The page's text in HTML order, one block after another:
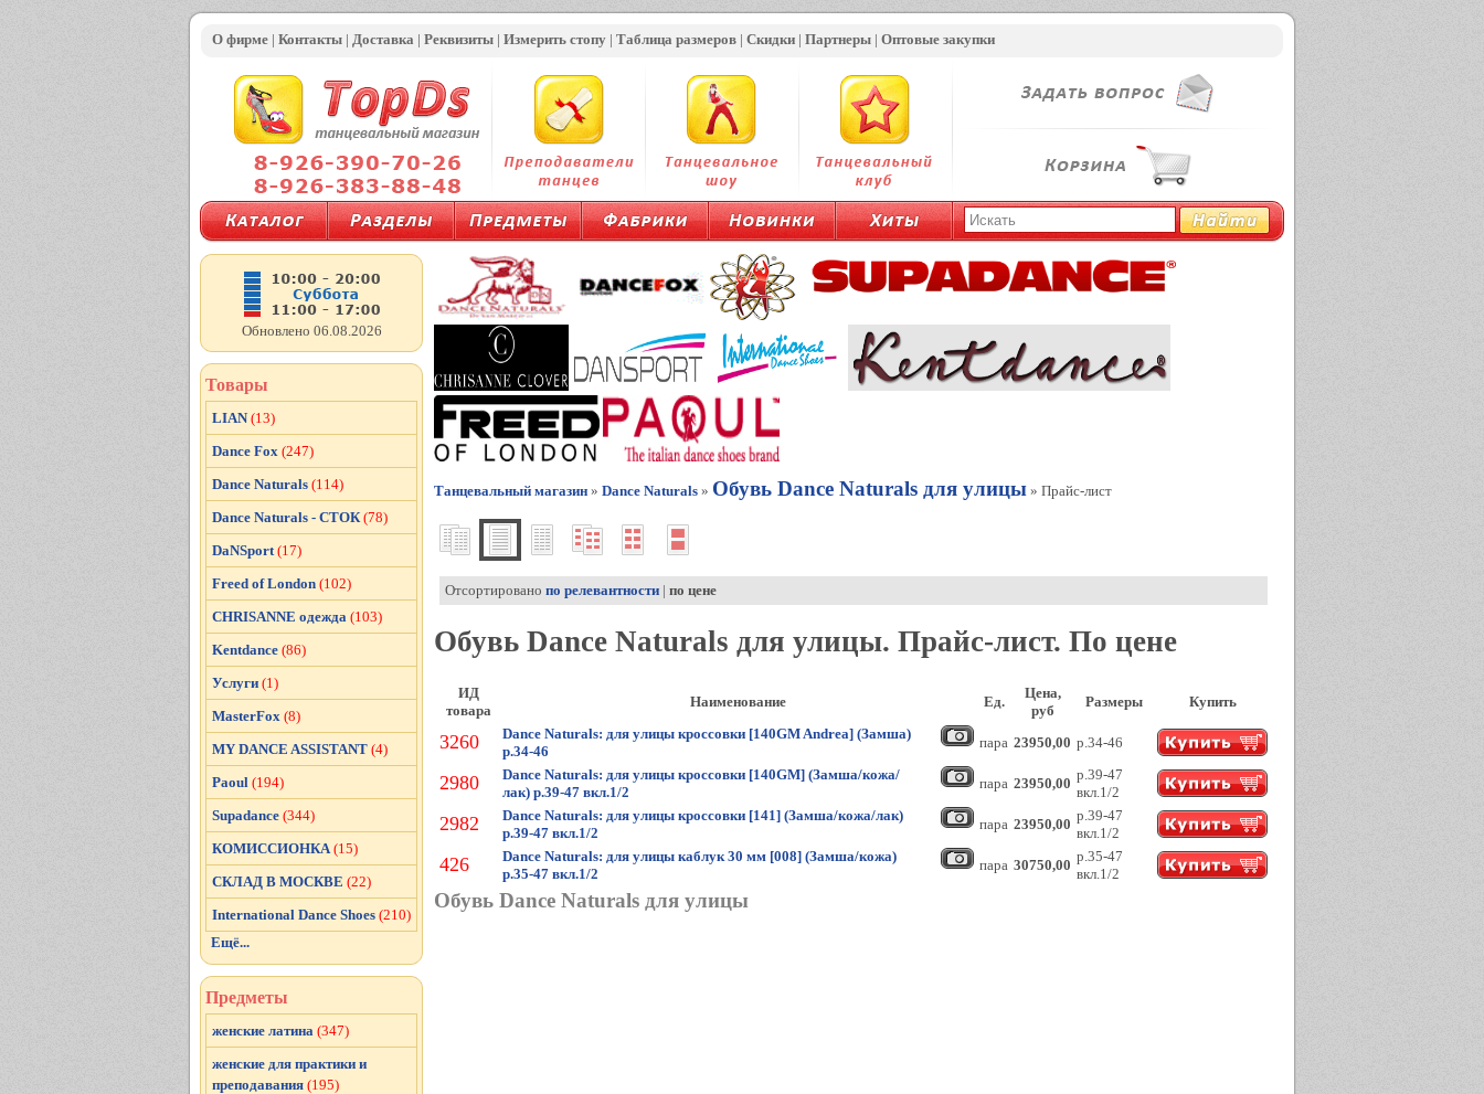
О фирме | Контакты | Доставка | Реквизиты | Измерить стопу | Таблица размеров | Скидки | Партнеры | Оптовые закупки
Танцевальный магазин » Dance Naturals » Обувь Dance Naturals для улицы » Прайс-лист
Отсортировано по релевантности | по цене
Обувь Dance Naturals для улицы. Прайс-лист. По цене
ИД
товара
Наименование Ед.
Цена,
руб
Размеры Купить
3260
Dance Naturals: для улицы кроссовки [140GM Andrea] (Замша)
р.34-46
пара 23950,00 р.34-46
2980
Dance Naturals: для улицы кроссовки [140GM] (Замша/кожа/
лак) р.39-47 вкл.1/2
пара 23950,00
р.39-47
вкл.1/2
2982
Dance Naturals: для улицы кроссовки [141] (Замша/кожа/лак)
р.39-47 вкл.1/2
пара 23950,00
р.39-47
вкл.1/2
426
Dance Naturals: для улицы каблук 30 мм [008] (Замша/кожа)
р.35-47 вкл.1/2
пара 30750,00
р.35-47
вкл.1/2
Обувь Dance Naturals для улицы
Обновлено 06.08.2026
Товары
LIAN (13)
Dance Fox (247)
Dance Naturals (114)
Dance Naturals - СТОК (78)
DaNSport (17)
Freed of London (102)
CHRISANNE одежда (103)
Kentdance (86)
Услуги (1)
MasterFox (8)
MY DANCE ASSISTANT (4)
Paoul (194)
Supadance (344)
КОМИССИОНКА (15)
СКЛАД В МОСКВЕ (22)
International Dance Shoes (210)
Ещё...
Предметы
женские латина (347)
женские для практики и
преподавания (195)